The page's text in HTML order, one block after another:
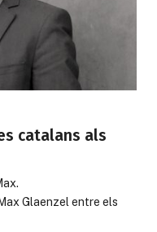
catalans als
Glaenzel entre els